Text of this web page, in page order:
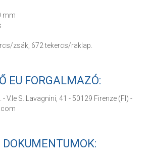
mm
zsák, 672 tekercs/raklap.
EU FORGALMAZÓ:
V.le S. Lavagnini, 41 - 50129 Firenze (FI) -